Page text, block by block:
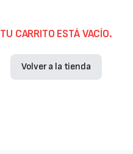
TU CARRITO ESTÁ VACÍO.
Volver a la tienda